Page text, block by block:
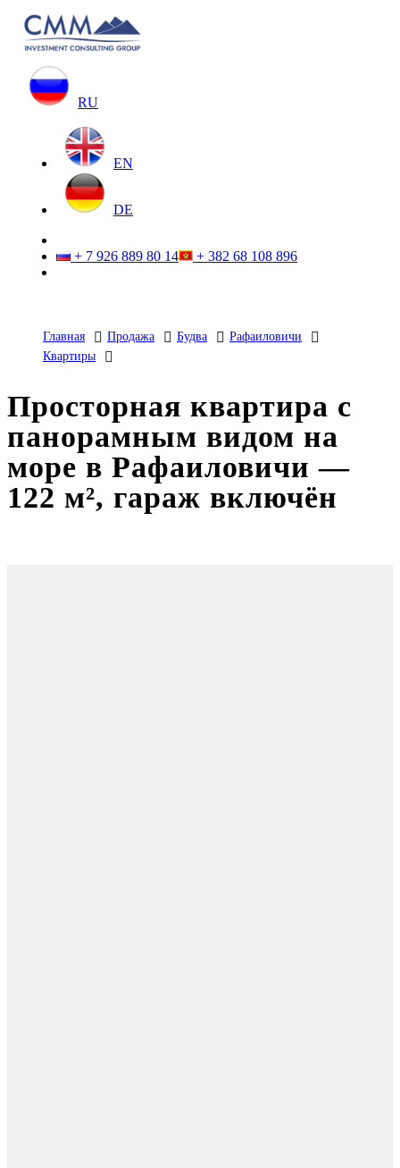
RU
EN
DE
+ 7 926 889 80 14 + 382 68 108 896
Главная Продажа Будва
Рафаиловичи
Квартиры
Просторная квартира с
панорамным видом на
море в Рафаиловичи —
122 м², гараж включён